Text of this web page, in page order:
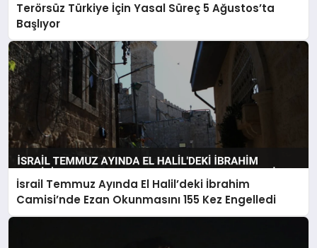
Terörsüz Türkiye İçin Yasal Süreç 5 Ağustos’ta
Başlıyor
İsrail Temmuz Ayında El Halil’deki İbrahim
Camisi’nde Ezan Okunmasını 155 Kez Engelledi